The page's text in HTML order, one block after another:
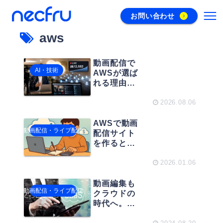
お問い合わせ
aws
AI・技術
動画配信で
AWSが選ば
れる理由と
考え方
2026.08.06
動画配信・ライブ配信
AWSで動画
配信サイト
を作るとい
ンドの費用
と作業コス
ト
2026.01.06
動画配信・ライブ配信
動画編集も
クラウドの
時代へ。